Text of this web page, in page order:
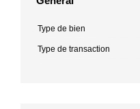
Type de bien
Type de transaction